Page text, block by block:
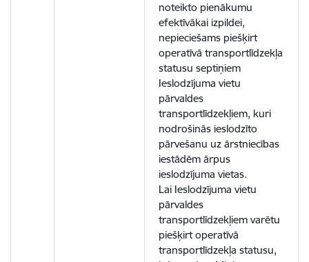
noteikto pienākumu
efektīvākai izpildei,
nepieciešams piešķirt
operatīvā transportlīdzekļa
statusu septiņiem
Ieslodzījuma vietu
pārvaldes
transportlīdzekļiem, kuri
nodrošinās ieslodzīto
pārvešanu uz ārstniecības
iestādēm ārpus
ieslodzījuma vietas.
Lai Ieslodzījuma vietu
pārvaldes
transportlīdzekļiem varētu
piešķirt operatīvā
transportlīdzekļa statusu,